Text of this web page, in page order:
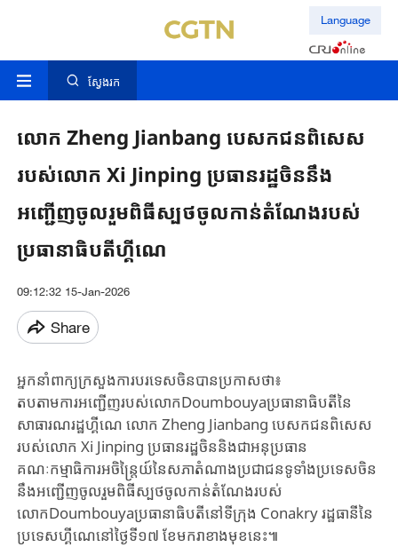
Language
ស្វែងរក
លោក Zheng Jianbang បេសកជនពិសេស
របស់លោក Xi Jinping ប្រធានរដ្ឋចិននឹង
អញ្ជើញចូលរួមពិធីស្បថចូលកាន់តំណែងរបស់
ប្រធានាធិបតីហ្គីណេ
09:12:32 15-Jan-2026
Share
អ្នកនាំពាក្យក្រសួងការបរទេសចិនបានប្រកាសថា៖
តបតាមការអញ្ជើញរបស់លោកDoumbouyaប្រធានាធិបតីនៃ
សាធារណរដ្ឋហ្គីណេ លោក Zheng Jianbang បេសកជនពិសេស
របស់លោក Xi Jinping ប្រធានរដ្ឋចិននិងជាអនុប្រធាន
គណៈកម្មាធិការអចិន្ត្រៃយ៍នៃសភាតំណាងប្រជាជនទូទាំងប្រទេសចិន
នឹងអញ្ជើញចូលរួមពិធីស្បថចូលកាន់តំណែងរបស់
លោកDoumbouyaប្រធានាធិបតីនៅទីក្រុង Conakry រដ្ឋធានីនៃ
ប្រទេសហ្គីណេនៅថ្ងៃទី១៧ ខែមករាខាងមុខនេះ៕